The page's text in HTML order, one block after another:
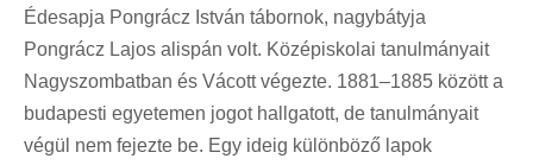
Édesapja Pongrácz István tábornok, nagybátyja
Pongrácz Lajos alispán volt. Középiskolai tanulmányait
Nagyszombatban és Vácott végezte. 1881–1885 között a
budapesti egyetemen jogot hallgatott, de tanulmányait
végül nem fejezte be. Egy ideig különböző lapok